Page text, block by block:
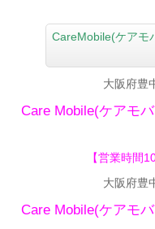
CareMobile(ケアモ
大阪府豊
Care Mobile(ケアモ
【営業時間
大阪府豊
Care Mobile(ケアモ